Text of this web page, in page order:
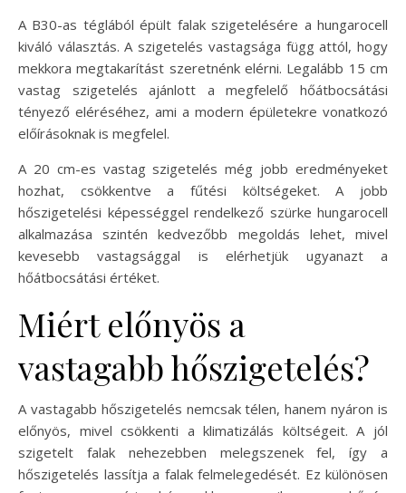
A B30-as téglából épült falak szigetelésére a hungarocell
kiváló választás. A szigetelés vastagsága függ attól, hogy
mekkora megtakarítást szeretnénk elérni. Legalább 15 cm
vastag szigetelés ajánlott a megfelelő hőátbocsátási
tényező eléréséhez, ami a modern épületekre vonatkozó
előírásoknak is megfelel.
A 20 cm-es vastag szigetelés még jobb eredményeket
hozhat, csökkentve a fűtési költségeket. A jobb
hőszigetelési képességgel rendelkező szürke hungarocell
alkalmazása szintén kedvezőbb megoldás lehet, mivel
kevesebb vastagsággal is elérhetjük ugyanazt a
hőátbocsátási értéket.
Miért előnyös a
vastagabb hőszigetelés?
A vastagabb hőszigetelés nemcsak télen, hanem nyáron is
előnyös, mivel csökkenti a klimatizálás költségeit. A jól
szigetelt falak nehezebben melegszenek fel, így a
hőszigetelés lassítja a falak felmelegedését. Ez különösen